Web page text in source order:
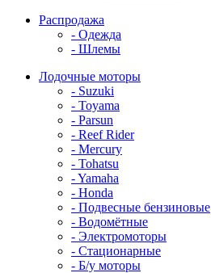
Распродажа
- Одежда
- Шлемы
Лодочные моторы
- Suzuki
- Toyama
- Parsun
- Reef Rider
- Mercury
- Tohatsu
- Yamaha
- Honda
- Подвесные бензиновые
- Водомётные
- Электромоторы
- Стационарные
- Б/у моторы